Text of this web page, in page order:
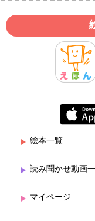
絵本一覧
読み聞かせ動画
マイページ